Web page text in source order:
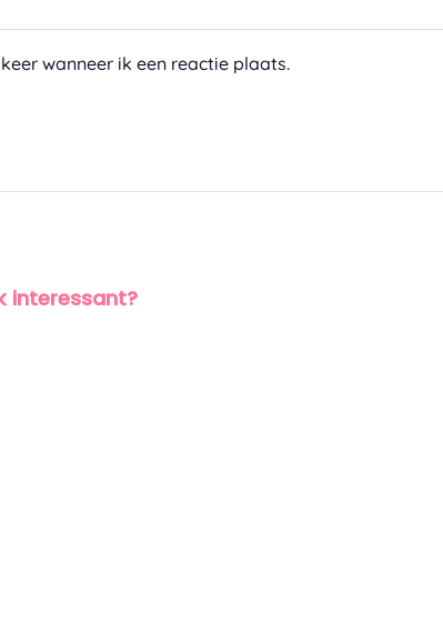
wanneer ik een reactie plaats.
interessant?